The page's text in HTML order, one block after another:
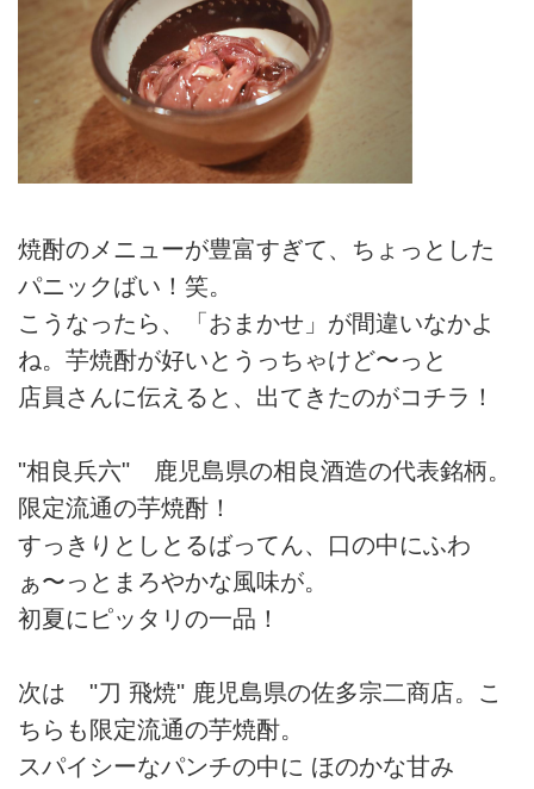
焼酎のメニューが豊富すぎて、ちょっとした
パニックばい！笑。
こうなったら、「おまかせ」が間違いなかよ
ね。芋焼酎が好いとうっちゃけど〜っと
店員さんに伝えると、出てきたのがコチラ！
"相良兵六" 鹿児島県の相良酒造の代表銘柄。
限定流通の芋焼酎！
すっきりとしとるばってん、口の中にふわ
ぁ〜っとまろやかな風味が。
初夏にピッタリの一品！
次は "刀 飛焼" 鹿児島県の佐多宗二商店。こ
ちらも限定流通の芋焼酎。
スパイシーなパンチの中に ほのかな甘み